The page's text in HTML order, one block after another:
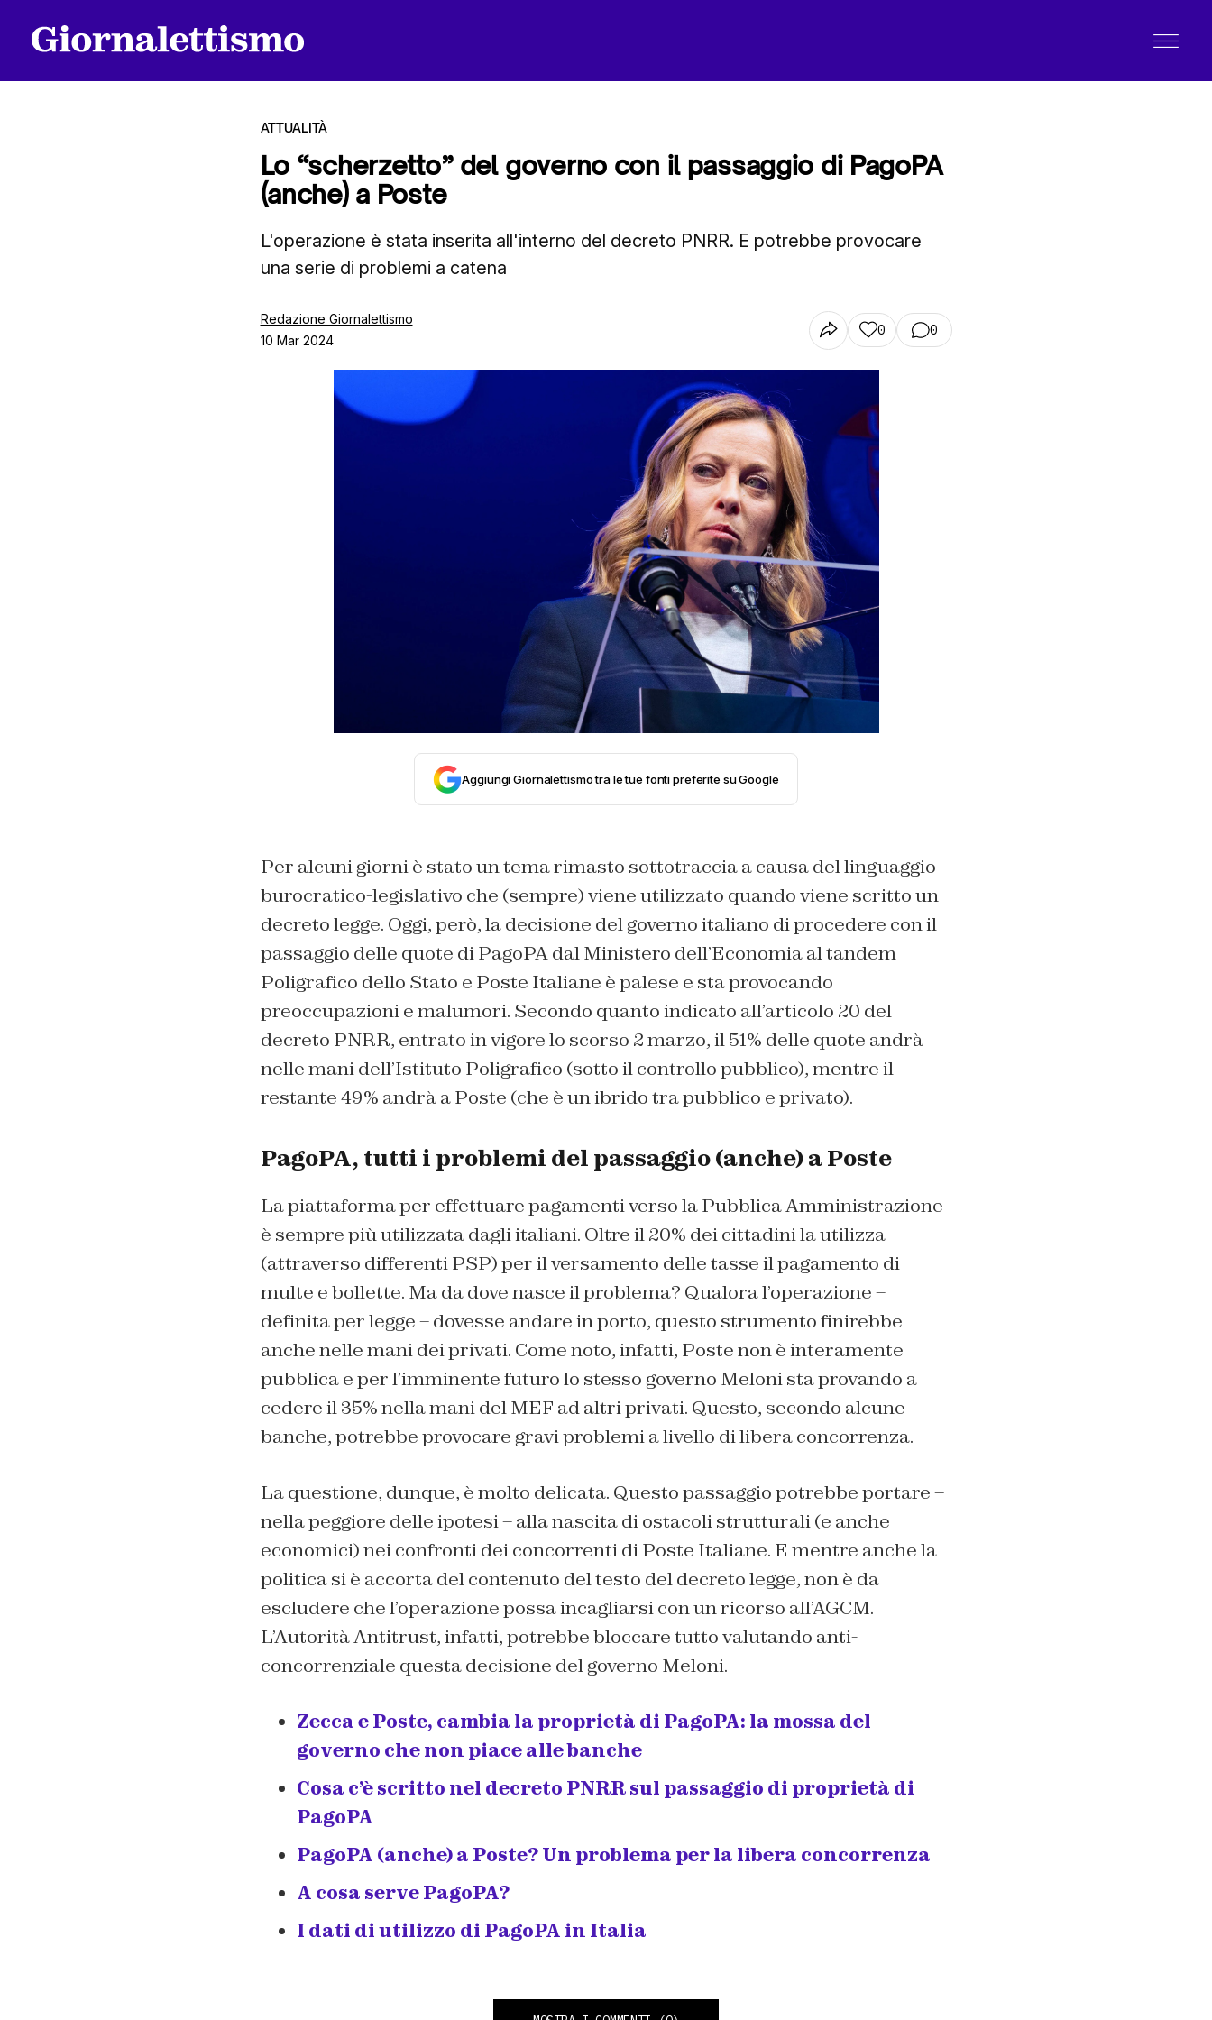
ATTUALITÀ
Lo “scherzetto” del governo con il passaggio di PagoPA
(anche) a Poste
L'operazione è stata inserita all'interno del decreto PNRR. E potrebbe provocare
una serie di problemi a catena
Redazione Giornalettismo
10 Mar 2024
0 0
Aggiungi Giornalettismo tra le tue fonti preferite su Google
Per alcuni giorni è stato un tema rimasto sottotraccia a causa del linguaggio
burocratico-legislativo che (sempre) viene utilizzato quando viene scritto un
decreto legge. Oggi, però, la decisione del governo italiano di procedere con il
passaggio delle quote di PagoPA dal Ministero dell’Economia al tandem
Poligrafico dello Stato e Poste Italiane è palese e sta provocando
preoccupazioni e malumori. Secondo quanto indicato all’articolo 20 del
decreto PNRR, entrato in vigore lo scorso 2 marzo, il 51% delle quote andrà
nelle mani dell’Istituto Poligrafico (sotto il controllo pubblico), mentre il
restante 49% andrà a Poste (che è un ibrido tra pubblico e privato).
PagoPA, tutti i problemi del passaggio (anche) a Poste
La piattaforma per effettuare pagamenti verso la Pubblica Amministrazione
è sempre più utilizzata dagli italiani. Oltre il 20% dei cittadini la utilizza
(attraverso differenti PSP) per il versamento delle tasse il pagamento di
multe e bollette. Ma da dove nasce il problema? Qualora l’operazione –
definita per legge – dovesse andare in porto, questo strumento finirebbe
anche nelle mani dei privati. Come noto, infatti, Poste non è interamente
pubblica e per l’imminente futuro lo stesso governo Meloni sta provando a
cedere il 35% nella mani del MEF ad altri privati. Questo, secondo alcune
banche, potrebbe provocare gravi problemi a livello di libera concorrenza.
La questione, dunque, è molto delicata. Questo passaggio potrebbe portare –
nella peggiore delle ipotesi – alla nascita di ostacoli strutturali (e anche
economici) nei confronti dei concorrenti di Poste Italiane. E mentre anche la
politica si è accorta del contenuto del testo del decreto legge, non è da
escludere che l’operazione possa incagliarsi con un ricorso all’AGCM.
L’Autorità Antitrust, infatti, potrebbe bloccare tutto valutando anti-
concorrenziale questa decisione del governo Meloni.
Zecca e Poste, cambia la proprietà di PagoPA: la mossa del
governo che non piace alle banche
Cosa c’è scritto nel decreto PNRR sul passaggio di proprietà di
PagoPA
PagoPA (anche) a Poste? Un problema per la libera concorrenza
A cosa serve PagoPA?
I dati di utilizzo di PagoPA in Italia